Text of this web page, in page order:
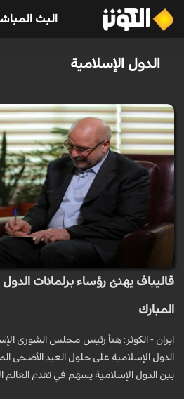
البث
الدول الإسلامية
قاليباف يهنئ رؤساء برلمانات
المبارك
ايران - الكوثر: هنأ رئيس مجلس الشورى
الدول الإسلامية على حلول العيد الأضحى
بين الدول الإسلامية يسهم في تقدم العالم